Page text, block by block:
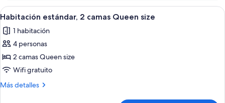
Bed
Deluxe
Suite
Queen
Sofa
Ver
todas
las
fotos
de
Habitación
estándar,
Habitación de hotel con dos camas,
3
Habitación estándar, 2 camas Queen size
1 habitación
4 personas
2 camas Queen size
Wifi gratuito
Más detalles
Más